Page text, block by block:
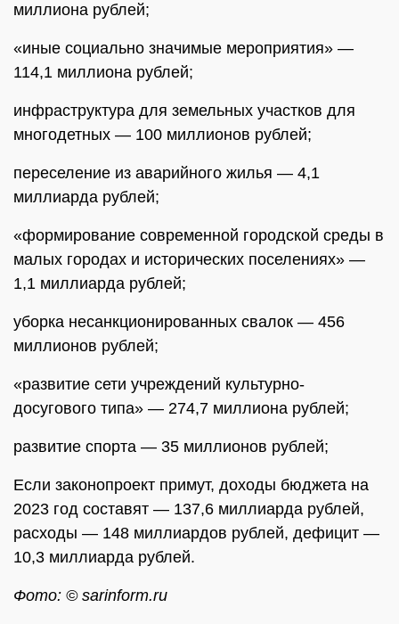
миллиона рублей;
«иные социально значимые мероприятия» —
114,1 миллиона рублей;
инфраструктура для земельных участков для
многодетных — 100 миллионов рублей;
переселение из аварийного жилья — 4,1
миллиарда рублей;
«формирование современной городской среды в
малых городах и исторических поселениях» —
1,1 миллиарда рублей;
уборка несанкционированных свалок — 456
миллионов рублей;
«развитие сети учреждений культурно-
досугового типа» — 274,7 миллиона рублей;
развитие спорта — 35 миллионов рублей;
Если законопроект примут, доходы бюджета на
2023 год составят — 137,6 миллиарда рублей,
расходы — 148 миллиардов рублей, дефицит —
10,3 миллиарда рублей.
Фото: © sarinform.ru